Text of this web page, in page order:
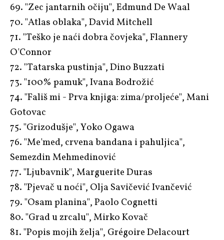
69. "Zec jantarnih očiju", Edmund De Waal
70. "Atlas oblaka", David Mitchell
71. "Teško je naći dobra čovjeka", Flannery
O'Connor
72. "Tatarska pustinja", Dino Buzzati
73. "100% pamuk", Ivana Bodrožić
74. "Fališ mi - Prva knjiga: zima/proljeće", Mani
Gotovac
75. "Grizodušje", Yoko Ogawa
76. "Me'med, crvena bandana i pahuljica",
Semezdin Mehmedinović
77. "Ljubavnik", Marguerite Duras
78. "Pjevač u noći", Olja Savičević Ivančević
79. "Osam planina", Paolo Cognetti
80. "Grad u zrcalu", Mirko Kovač
81. "Popis mojih želja", Grégoire Delacourt